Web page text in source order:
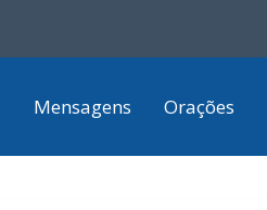
Mensagens Orações